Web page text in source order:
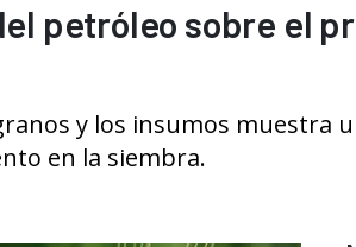
petróleo sobre el
y los insumos muestra
en la siembra.